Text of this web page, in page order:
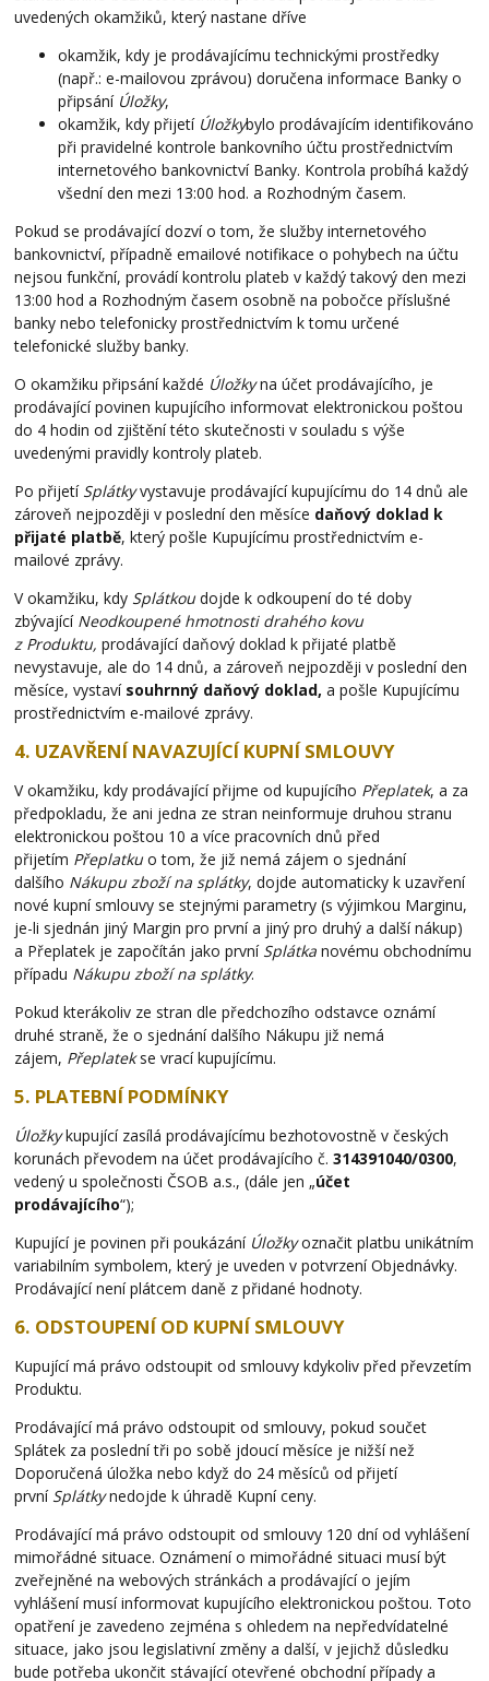
uvedených okamžiků, který nastane dříve
okamžik, kdy je prodávajícímu technickými prostředky
(např.: e-mailovou zprávou) doručena informace Banky o
připsání Úložky,
okamžik, kdy přijetí Úložkybylo prodávajícím identifikováno
při pravidelné kontrole bankovního účtu prostřednictvím
internetového bankovnictví Banky. Kontrola probíhá každý
všední den mezi 13:00 hod. a Rozhodným časem.
Pokud se prodávající dozví o tom, že služby internetového
bankovnictví, případně emailové notifikace o pohybech na účtu
nejsou funkční, provádí kontrolu plateb v každý takový den mezi
13:00 hod a Rozhodným časem osobně na pobočce příslušné
banky nebo telefonicky prostřednictvím k tomu určené
telefonické služby banky.
O okamžiku připsání každé Úložkyna účet prodávajícího, je
prodávající povinen kupujícího informovat elektronickou poštou
do 4 hodin od zjištění této skutečnosti v souladu s výše
uvedenými pravidly kontroly plateb.
Po přijetí Splátkyvystavuje prodávající kupujícímu do 14 dnů ale
zároveň nejpozději v poslední den měsíce daňový doklad k
přijaté platbě, který pošle Kupujícímu prostřednictvím e-
mailové zprávy.
V okamžiku, kdy Splátkou dojde k odkoupení do té doby
zbývající Neodkoupené hmotnosti drahého kovu
z Produktu, prodávající daňový doklad k přijaté platbě
nevystavuje, ale do 14 dnů, a zároveň nejpozději v poslední den
měsíce, vystaví souhrnný daňový doklad, a pošle Kupujícímu
prostřednictvím e-mailové zprávy.
4. UZAVŘENÍ NAVAZUJÍCÍ KUPNÍ SMLOUVY
V okamžiku, kdy prodávající přijme od kupujícího Přeplatek, a za
předpokladu, že ani jedna ze stran neinformuje druhou stranu
elektronickou poštou 10 a více pracovních dnů před
přijetím Přeplatku o tom, že již nemá zájem o sjednání
dalšího Nákupu zboží na splátky, dojde automaticky k uzavření
nové kupní smlouvy se stejnými parametry (s výjimkou Marginu,
je-li sjednán jiný Margin pro první a jiný pro druhý a další nákup)
a Přeplatek je započítán jako první Splátka novému obchodnímu
případu Nákupu zboží na splátky.
Pokud kterákoliv ze stran dle předchozího odstavce oznámí
druhé straně, že o sjednání dalšího Nákupu již nemá
zájem, Přeplatekse vrací kupujícímu.
5. PLATEBNÍ PODMÍNKY
Úložkykupující zasílá prodávajícímu bezhotovostně v českých
korunách převodem na účet prodávajícího č.314391040/0300,
vedený u společnosti ČSOB a.s., (dále jen „účet
prodávajícího“);
Kupující je povinen při poukázání Úložkyoznačit platbu unikátním
variabilním symbolem, který je uveden v potvrzení Objednávky.
Prodávající není plátcem daně z přidané hodnoty.
6. ODSTOUPENÍ OD KUPNÍ SMLOUVY
Kupující má právo odstoupit od smlouvy kdykoliv před převzetím
Produktu.
Prodávající má právo odstoupit od smlouvy, pokud součet
Splátek za poslední tři po sobě jdoucí měsíce je nižší než
Doporučená úložka nebo když do 24 měsíců od přijetí
první Splátkynedojde k úhradě Kupní ceny.
Prodávající má právo odstoupit od smlouvy 120 dní od vyhlášení
mimořádné situace. Oznámení o mimořádné situaci musí být
zveřejněné na webových stránkách a prodávající o jejím
vyhlášení musí informovat kupujícího elektronickou poštou. Toto
opatření je zavedeno zejména s ohledem na nepředvídatelné
situace, jako jsou legislativní změny a další, v jejichž důsledku
bude potřeba ukončit stávající otevřené obchodní případy a